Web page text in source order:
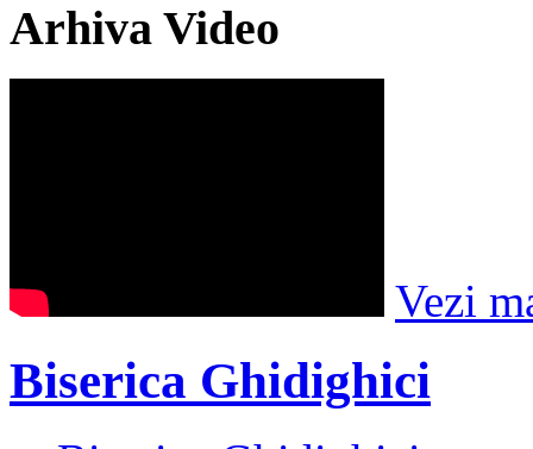
Arhiva Video
Vezi
Biserica Ghidighici